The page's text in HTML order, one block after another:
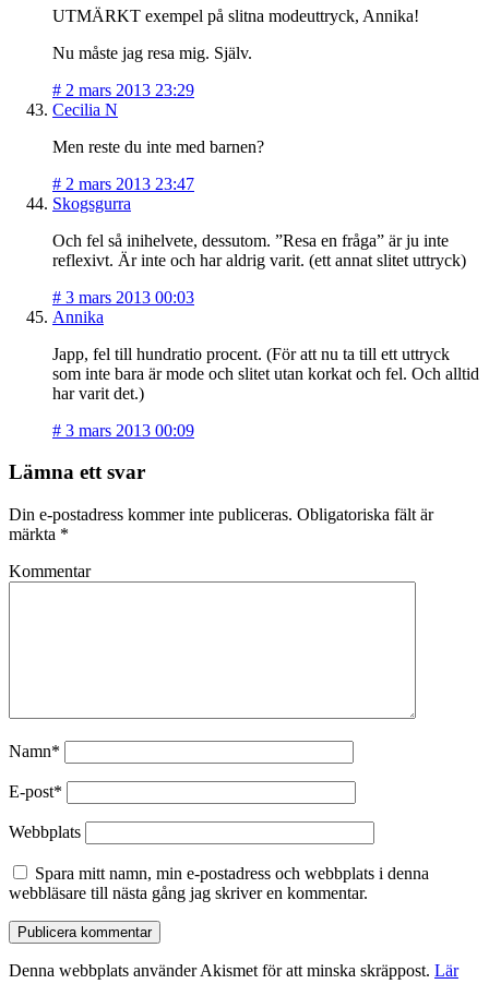
UTMÄRKT exempel på slitna modeuttryck, Annika!
Nu måste jag resa mig. Själv.
# 2 mars 2013 23:29
Cecilia N
Men reste du inte med barnen?
# 2 mars 2013 23:47
Skogsgurra
Och fel så inihelvete, dessutom. ”Resa en fråga” är ju inte
reflexivt. Är inte och har aldrig varit. (ett annat slitet uttryck)
# 3 mars 2013 00:03
Annika
Japp, fel till hundratio procent. (För att nu ta till ett uttryck
som inte bara är mode och slitet utan korkat och fel. Och alltid
har varit det.)
# 3 mars 2013 00:09
Lämna ett svar
Din e-postadress kommer inte publiceras. Obligatoriska fält är
märkta *
Kommentar
Namn*
E-post*
Webbplats
Spara mitt namn, min e-postadress och webbplats i denna
webbläsare till nästa gång jag skriver en kommentar.
Denna webbplats använder Akismet för att minska skräppost. Lär